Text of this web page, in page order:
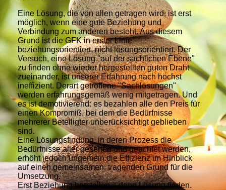
Eine Lösung, die von allen getragen wird, ist erst
möglich, wenn eine gute Beziehung und
Verbindung zum anderen besteht. Aus diesem
Grund ist die GFK in erster Linie
beziehungsorientiert, nicht lösungsorientiert. Der
Versuch, eine Lösung "auf der sachlichen Ebene"
zu finden ohne wieder hergestellten guten Draht
zueinander, ist unserer Erfahrung nach höchst
ineffizient. Derart getroffene "Sachlösungen"
werden erfahrungsgemäß wenig mitgetragen. Und
es ist demotivierend: es bezahlen alle den Preis für
einen Kompromiß, bei dem die Bedürfnisse
mehrerer Beteiligter unberücksichtigt geblieben
sind.
Eine Lösungsfindung, in deren Prozess die
Bedürfnisse aller gesehen und geachtet werden,
erhöht jedoch ungemein die Effizienz im Hinblick
auf einen gemeinsamen, tragenden Grund für die
Umsetzung.
Erst Beziehung herstellen – dann Lösung finden.